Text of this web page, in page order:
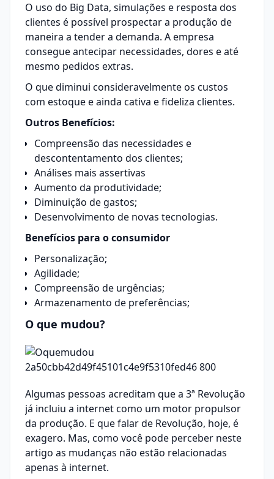
O uso do Big Data, simulações e resposta dos
clientes é possível prospectar a produção de
maneira a tender a demanda. A empresa
consegue antecipar necessidades, dores e até
mesmo pedidos extras.
O que diminui consideravelmente os custos
com estoque e ainda cativa e fideliza clientes.
Outros Benefícios:
Compreensão das necessidades e
descontentamento dos clientes;
Análises mais assertivas
Aumento da produtividade;
Diminuição de gastos;
Desenvolvimento de novas tecnologias.
Benefícios para o consumidor
Personalização;
Agilidade;
Compreensão de urgências;
Armazenamento de preferências;
O que mudou?
Algumas pessoas acreditam que a 3ª Revolução
já incluiu a internet como um motor propulsor
da produção. E que falar de Revolução, hoje, é
exagero. Mas, como você pode perceber neste
artigo as mudanças não estão relacionadas
apenas à internet.